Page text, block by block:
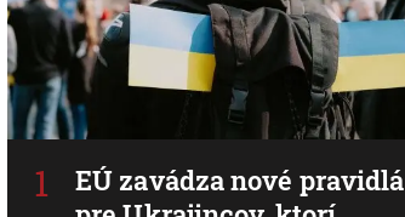
EÚ zavádza nové pravidlá